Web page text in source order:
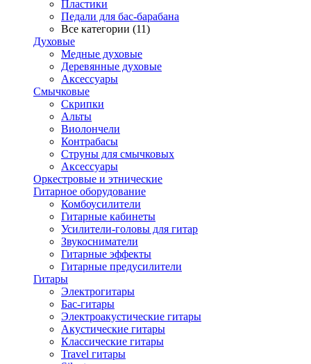
Пластики
Педали для бас-барабана
Все категории (11)
Духовые
Медные духовые
Деревянные духовые
Аксессуары
Смычковые
Скрипки
Альты
Виолончели
Контрабасы
Струны для смычковых
Аксеcсуары
Оркестровые и этнические
Гитарное оборудование
Комбоусилители
Гитарные кабинеты
Усилители-головы для гитар
Звукосниматели
Гитарные эффекты
Гитарные предусилители
Гитары
Электрогитары
Бас-гитары
Электроакустические гитары
Акустические гитары
Классические гитары
Travel гитары